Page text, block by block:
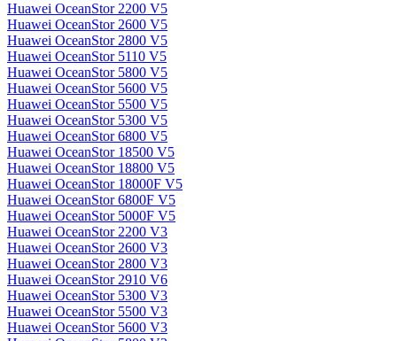
Huawei OceanStor 2200 V5
Huawei OceanStor 2600 V5
Huawei OceanStor 2800 V5
Huawei OceanStor 5110 V5
Huawei OceanStor 5800 V5
Huawei OceanStor 5600 V5
Huawei OceanStor 5500 V5
Huawei OceanStor 5300 V5
Huawei OceanStor 6800 V5
Huawei OceanStor 18500 V5
Huawei OceanStor 18800 V5
Huawei OceanStor 18000F V5
Huawei OceanStor 6800F V5
Huawei OceanStor 5000F V5
Huawei OceanStor 2200 V3
Huawei OceanStor 2600 V3
Huawei OceanStor 2800 V3
Huawei OceanStor 2910 V6
Huawei OceanStor 5300 V3
Huawei OceanStor 5500 V3
Huawei OceanStor 5600 V3